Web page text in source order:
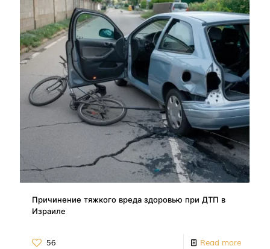
Причинение тяжкого вреда здоровью при ДТП в
Израиле
56 Read more